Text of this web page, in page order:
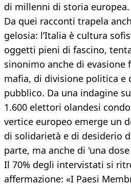
di millenni di storia europea.
Da quei racconti trapela
gelosia: l’Italia è cultura
oggetti pieni di fascino,
sinonimo anche di evasione
mafia, di divisione politica e
pubblico. Da una indagine
1.600 elettori olandesi
vertice europeo emerge un
di solidarietà e di desiderio
parte, ma anche di 'una
Il 70% degli intervistati si
affermazione: «I Paesi